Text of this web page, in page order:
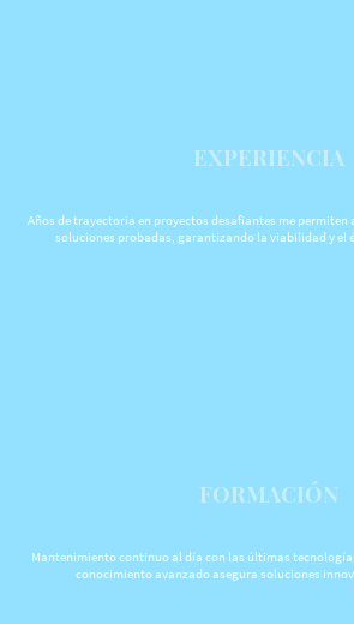
EXPERIENCIA
Años de trayectoria en proyectos desafiantes me
soluciones probadas, garantizando la viabilidad y el
FORMACIÓN
Mantenimiento continuo al día con las últimas
conocimiento avanzado asegura soluciones